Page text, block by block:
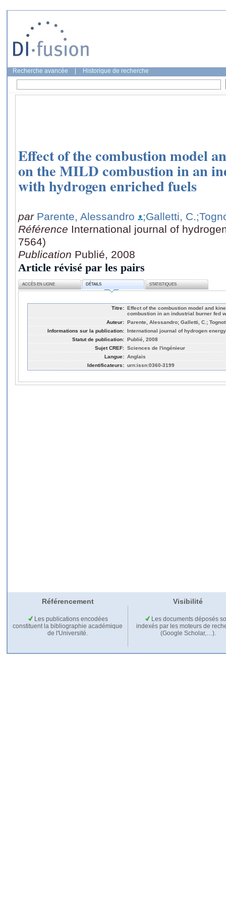
Recherche avancée Historique de recherche
Effect of the combustion model
on the MILD combustion in an
with hydrogen enriched fuels
par Parente, Alessandro ;Galletti, C.
Référence International journal of
7564)
Publication Publié, 2008
Article révisé par les pairs
ACCÈS EN LIGNE DÉTAILS STATISTIQUES
Titre: Effect of the combustion model and
combustion in an industrial burner fed
Auteur: Parente, Alessandro; Galletti, C.;
Informations sur la publication: International journal of hydrogen
Statut de publication: Publié, 2008
Sujet CREF: Sciences de l'ingénieur
Langue: Anglais
Identificateurs: urn:issn:0360-3199
Référencement Visibilité
Les publications encodées
constituent la bibliographie académique
de l'Université.
Les documents déposés
indexés par les moteurs de
(Google Scholar,…).